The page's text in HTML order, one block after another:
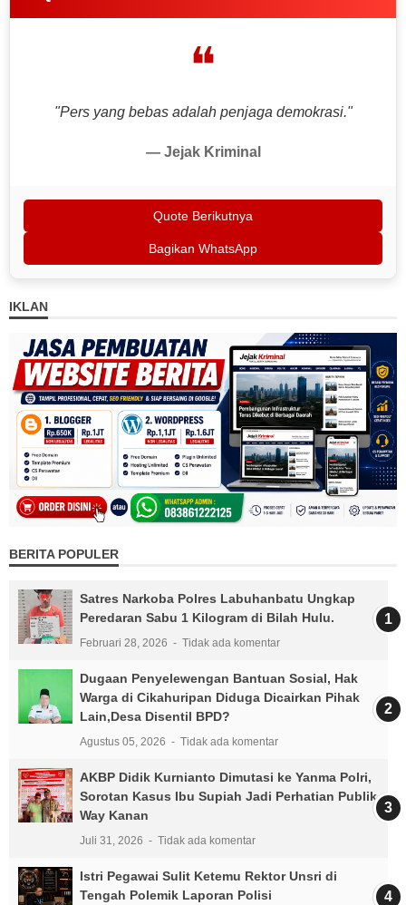
❝
"Pers yang bebas adalah penjaga demokrasi."
— Jejak Kriminal
Quote Berikutnya
Bagikan WhatsApp
IKLAN
BERITA POPULER
Satres Narkoba Polres Labuhanbatu Ungkap
Peredaran Sabu 1 Kilogram di Bilah Hulu.
Februari 28, 2026 Tidak ada komentar
Dugaan Penyelewengan Bantuan Sosial, Hak
Warga di Cikahuripan Diduga Dicairkan Pihak
Lain,Desa Disentil BPD?
Agustus 05, 2026 Tidak ada komentar
AKBP Didik Kurnianto Dimutasi ke Yanma Polri,
Sorotan Kasus Ibu Supiah Jadi Perhatian Publik
Way Kanan
Juli 31, 2026 Tidak ada komentar
Istri Pegawai Sulit Ketemu Rektor Unsri di
Tengah Polemik Laporan Polisi